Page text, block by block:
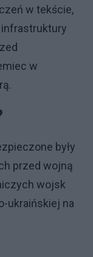
w tekście,
w
były
przed wojną
wojsk
ukraińskiej na